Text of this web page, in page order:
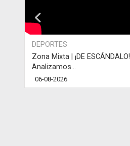
DEPORTES
Zona Mixta | ¡DE ESCÁNDALO!
Analizamos...
06-08-2026